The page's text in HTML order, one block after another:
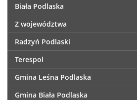
Biała Podlaska
Z województwa
Radzyń Podlaski
Terespol
Gmina Leśna Podlaska
Gmina Biała Podlaska